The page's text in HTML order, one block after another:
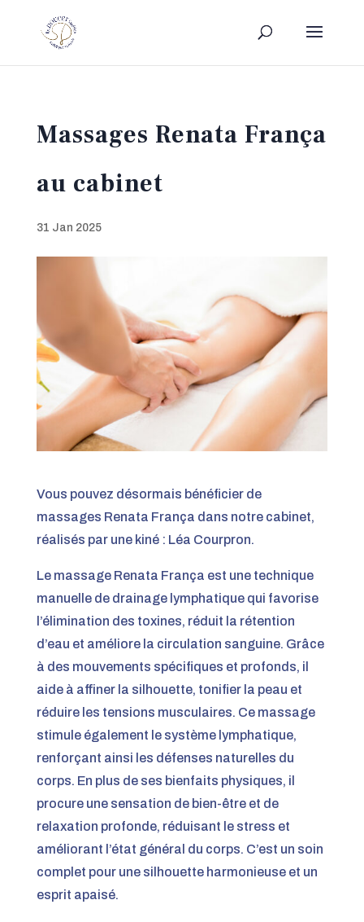
Massages Renata França
au cabinet
31 Jan 2025
Vous pouvez désormais bénéficier de
massages Renata França dans notre cabinet,
réalisés par une kiné : Léa Courpron.
Le massage Renata França est une technique
manuelle de drainage lymphatique qui favorise
l’élimination des toxines, réduit la rétention
d’eau et améliore la circulation sanguine. Grâce
à des mouvements spécifiques et profonds, il
aide à affiner la silhouette, tonifier la peau et
réduire les tensions musculaires. Ce massage
stimule également le système lymphatique,
renforçant ainsi les défenses naturelles du
corps. En plus de ses bienfaits physiques, il
procure une sensation de bien-être et de
relaxation profonde, réduisant le stress et
améliorant l’état général du corps. C’est un soin
complet pour une silhouette harmonieuse et un
esprit apaisé.